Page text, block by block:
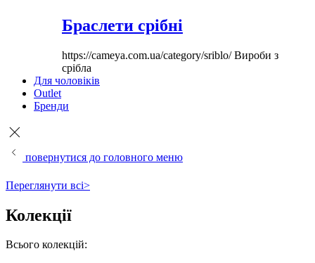
Браслети срібні
https://cameya.com.ua/category/sriblo/Вироби з
срібла
Для чоловіків
Outlet
Бренди
повернутися до головного меню
Переглянути всі>
Колекції
Всього колекцій: